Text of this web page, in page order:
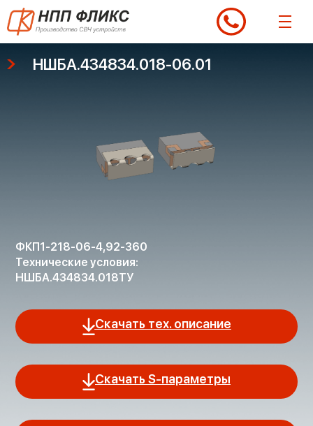
Перейти
содержимому
НШБА.434834.018-06.01
ФКП1-218-06-4,92-360
Технические условия:
НШБА.434834.018ТУ
Скачать тех. описание
Скачать S-параметры